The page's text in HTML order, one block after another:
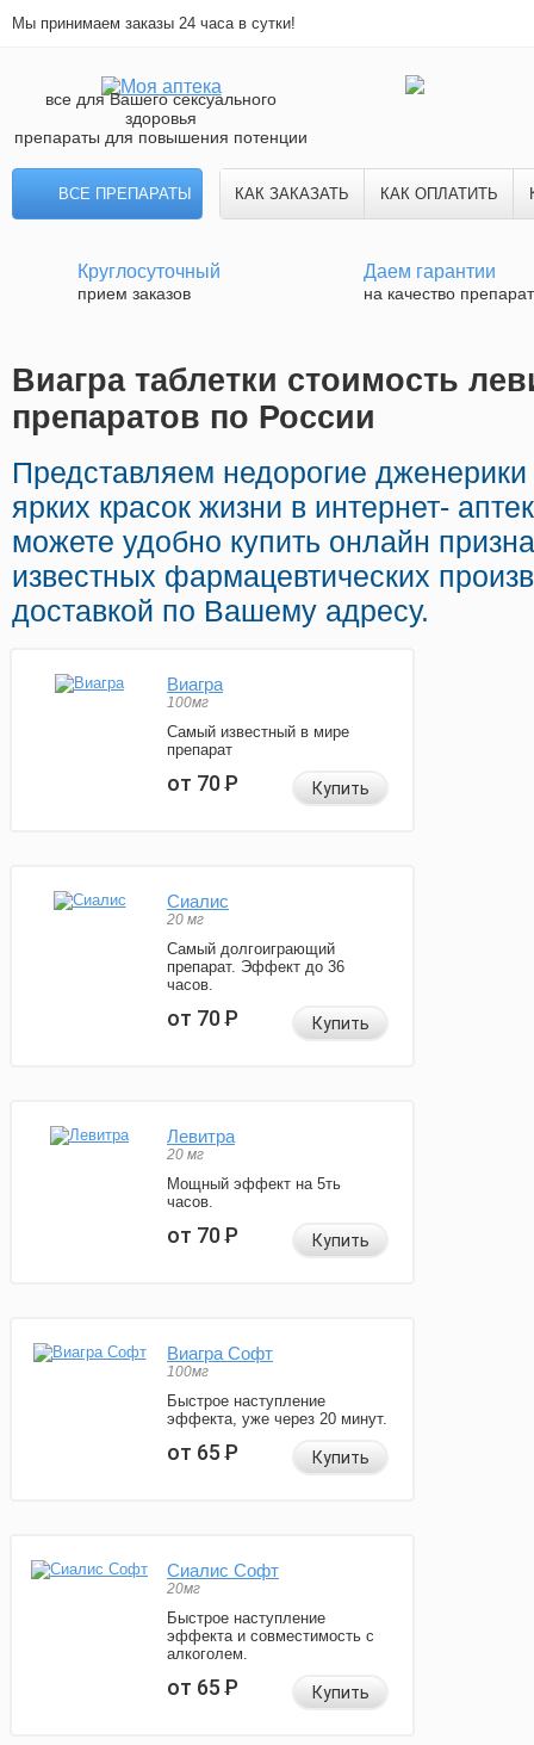
Мы принимаем заказы 24 часа в сутки!
все для Вашего сексуального
здоровья
препараты для повышения потенции
ВСЕ ПРЕПАРАТЫ КАК ЗАКАЗАТЬ КАК ОПЛАТИТЬ
Круглосуточный
прием заказов
Даем гарантии
на качество
Виагра таблетки стоимость
препаратов по России
Представляем недорогие
ярких красок жизни в интернет-
можете удобно купить онлайн
известных фармацевтических
доставкой по Вашему адресу.
Виагра
100мг
Самый известный в мире
препарат
от 70Р Купить
Сиалис
20 мг
Самый долгоиграющий
препарат. Эффект до 36
часов.
от 70Р Купить
Левитра
20 мг
Мощный эффект на 5ть
часов.
от 70Р Купить
Виагра Софт
100мг
Быстрое наступление
эффекта, уже через 20 минут.
от 65Р Купить
Сиалис Софт
20мг
Быстрое наступление
эффекта и совместимость с
алкоголем.
от 65Р Купить